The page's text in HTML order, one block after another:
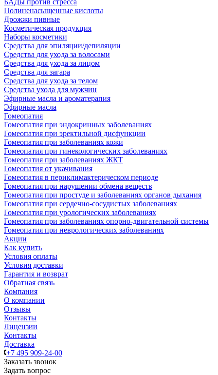
БАДы против стресса
Полиненасыщенные кислоты
Дрожжи пивные
Косметическая продукция
Наборы косметики
Средства для эпиляции/депиляции
Средства для ухода за волосами
Средства для ухода за лицом
Средства для загара
Средства для ухода за телом
Средства ухода для мужчин
Эфирные масла и ароматерапия
Эфирные масла
Гомеопатия
Гомеопатия при эндокринных заболеваниях
Гомеопатия при эректильной дисфункции
Гомеопатия при заболеваниях кожи
Гомеопатия при гинекологических заболеваниях
Гомеопатия при заболеваниях ЖКТ
Гомеопатия от укачивания
Гомеопатия в периклимактерическом периоде
Гомеопатия при нарушении обмена веществ
Гомеопатия при простуде и заболеваниях органов дыхания
Гомеопатия при сердечно-сосудистых заболеваниях
Гомеопатия при урологических заболеваниях
Гомеопатия при заболеваниях опорно-двигательной системы
Гомеопатия при неврологических заболеваниях
Акции
Как купить
Условия оплаты
Условия доставки
Гарантия и возврат
Обратная связь
Компания
О компании
Отзывы
Контакты
Лицензии
Контакты
Доставка
+7 495 909-24-00
Заказать звонок
Задать вопрос